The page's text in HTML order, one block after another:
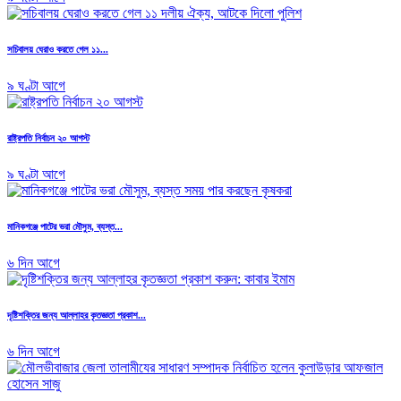
সচিবালয় ঘেরাও করতে গেল ১১...
৯ ঘণ্টা আগে
রাষ্ট্রপতি নির্বাচন ২০ আগস্ট
৯ ঘণ্টা আগে
মানিকগঞ্জে পাটের ভরা মৌসুম, ব্যস্ত...
৬ দিন আগে
দৃষ্টিশক্তির জন্য আল্লাহর কৃতজ্ঞতা প্রকাশ...
৬ দিন আগে